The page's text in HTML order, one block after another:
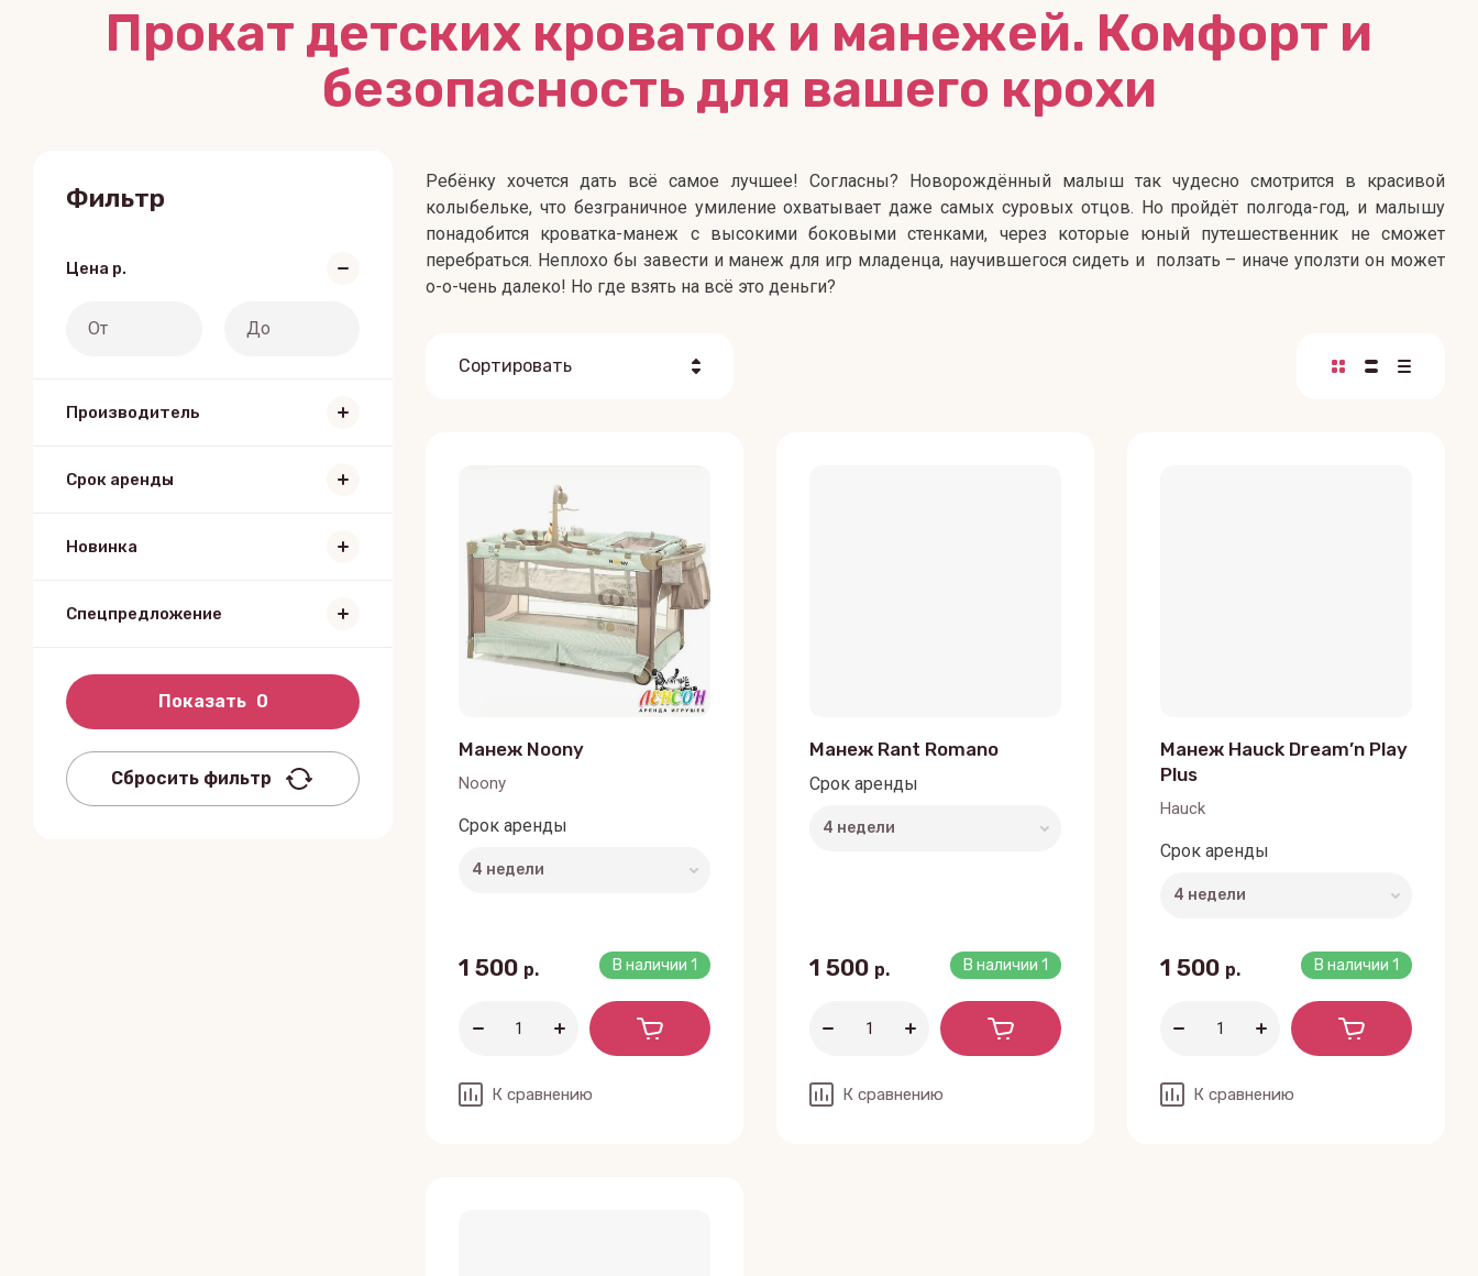
Прокат детских кроваток и манежей. Комфорт и
безопасность для вашего крохи
Фильтр
Цена р.
Производитель
Срок аренды
Новинка
Спецпредложение
Показать 0
Сбросить фильтр
Ребёнку хочется дать всё самое лучшее! Согласны? Новорождённый малыш так чудесно смотрится в красивой
колыбельке, что безграничное умиление охватывает даже самых суровых отцов. Но пройдёт полгода-год, и малышу
понадобится кроватка-манеж с высокими боковыми стенками, через которые юный путешественник не сможет
перебраться. Неплохо бы завести и манеж для игр младенца, научившегося сидеть и ползать – иначе уползти он может
о-о-чень далеко! Но где взять на всё это деньги?
Сортировать
Название - Я-А
Название - А-Я
Манеж Noony
Noony
Срок аренды
В наличии 1
1 500 р.
К сравнению
Манеж Rant Romano
Срок аренды
В наличии 1
1 500 р.
К сравнению
Манеж Hauck Dream’n Play
Plus
Hauck
Срок аренды
В наличии 1
1 500 р.
К сравнению